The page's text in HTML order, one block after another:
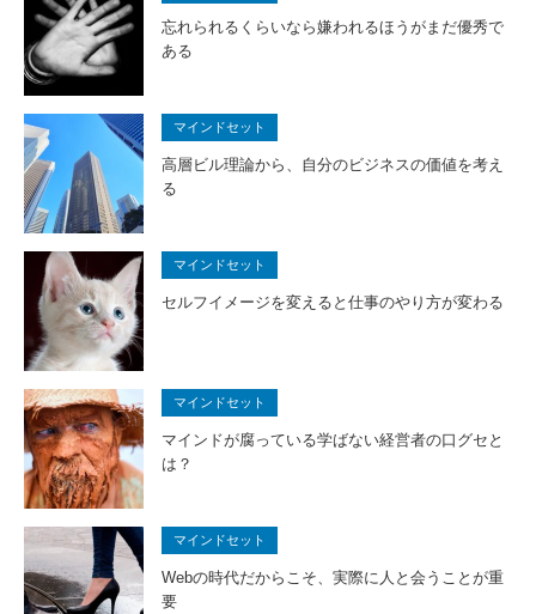
忘れられるくらいなら嫌われるほうがまだ優秀で
ある
マインドセット
高層ビル理論から、自分のビジネスの価値を考え
る
マインドセット
セルフイメージを変えると仕事のやり方が変わる
マインドセット
マインドが腐っている学ばない経営者の口グセと
は？
マインドセット
Webの時代だからこそ、実際に人と会うことが重
要